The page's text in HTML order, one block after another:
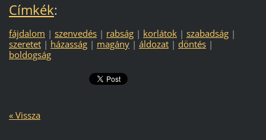
Címkék:
fájdalom | szenvedés | rabság | korlátok | szabadság |
szeretet | házasság | magány | áldozat | döntés |
boldogság
« Vissza